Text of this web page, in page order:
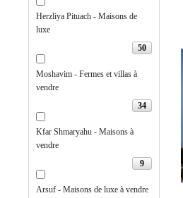
Herzliya Pituach - Maisons de
luxe
50
Moshavim - Fermes et villas à
vendre
34
Kfar Shmaryahu - Maisons à
vendre
9
Arsuf - Maisons de luxe à vendre